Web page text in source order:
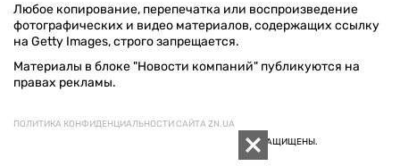
Любое копирование, перепечатка или воспроизведение
фотографических и видео материалов, содержащих ссылку
на Getty Images, строго запрещается.
Материалы в блоке "Новости компаний" публикуются на
правах рекламы.
ПОЛИТИКА КОНФИДЕНЦИАЛЬНОСТИ САЙТА ZN.UA
© 1994–2026 «ЗЕРКАЛО НЕДЕЛИ. УКРАИНА». ВСЕ ПРАВА ЗАЩИЩЕНЫ.